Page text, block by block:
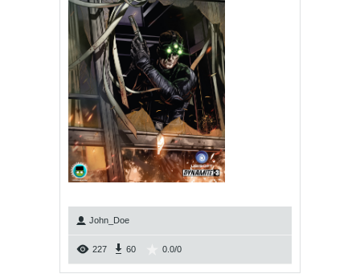
John_Doe
227 60 0.0/0